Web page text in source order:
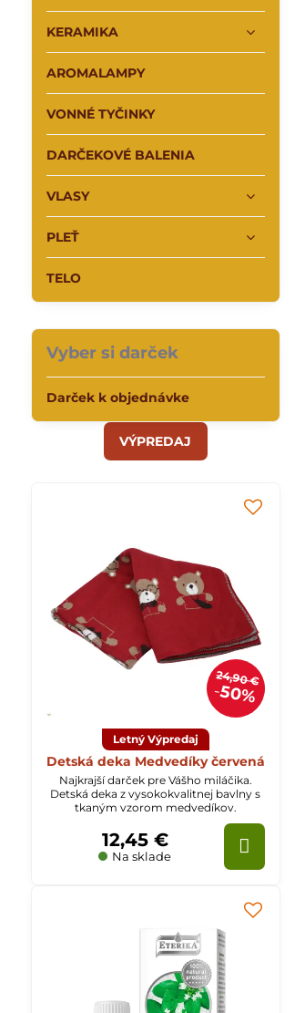
KERAMIKA
AROMALAMPY
VONNÉ TYČINKY
DARČEKOVÉ BALENIA
VLASY
PLEŤ
TELO
Vyber si darček
Darček k objednávke
VÝPREDAJ
24,90 €
50%
Letný Výpredaj
Detská deka Medvedíky červená
Najkrajší darček pre Vášho miláčika.
Detská deka z vysokokvalitnej bavlny s
tkaným vzorom medvedíkov.
Na sklade
12,45 €